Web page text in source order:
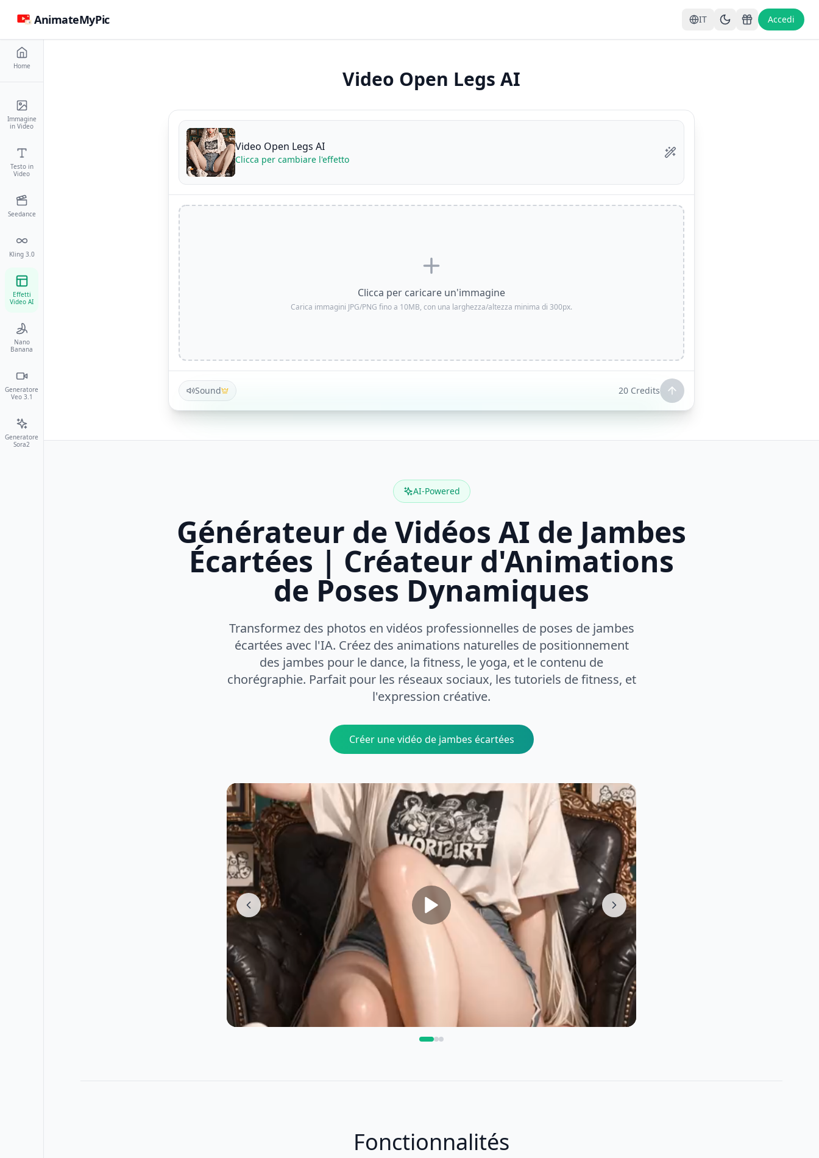
AnimateMyPic IT Accedi
Home
Immagine
in Video
Testo in
Video
Seedance
Kling 3.0
Effetti
Video AI
Nano
Banana
Generatore
Veo 3.1
Generatore
Sora2
Video Open Legs AI
Video Open Legs AI
Clicca per cambiare l'effetto
Clicca per caricare un'immagine
Carica immagini JPG/PNG fino a 10MB, con una larghezza/altezza minima di 300px.
Sound 20 Credits
AI-Powered
Générateur de Vidéos AI de Jambes
Écartées | Créateur d'Animations
de Poses Dynamiques
Transformez des photos en vidéos professionnelles de poses de jambes
écartées avec l'IA. Créez des animations naturelles de positionnement
des jambes pour le dance, la fitness, le yoga, et le contenu de
chorégraphie. Parfait pour les réseaux sociaux, les tutoriels de fitness, et
l'expression créative.
Créer une vidéo de jambes écartées
Fonctionnalités